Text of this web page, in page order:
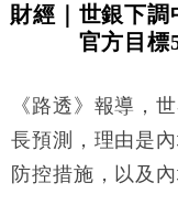
11:12
國際｜特朗
張
司
18:31
財經｜華僑
財經｜世銀下
官方目標
《路透》報導，
長預測，理由是
防控措施，以及